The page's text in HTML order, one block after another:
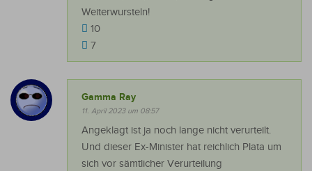
Weiterwursteln!
10
7
Gamma Ray
11. April 2023 um 08:57
Angeklagt ist ja noch lange nicht verurteilt.
Und dieser Ex-Minister hat reichlich Plata um
sich vor sämtlicher Verurteilung